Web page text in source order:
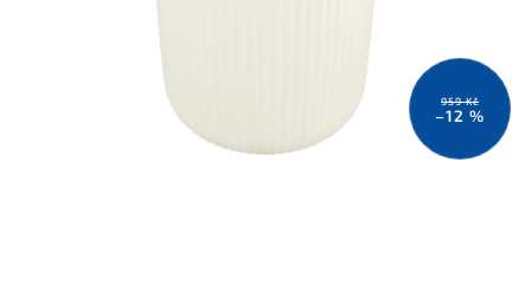
959 Kč
–12 %